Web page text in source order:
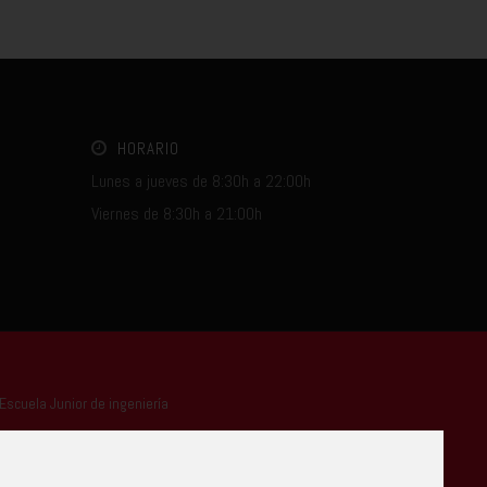
HORARIO
Lunes a jueves de 8:30h a 22:00h
Viernes de 8:30h a 21:00h